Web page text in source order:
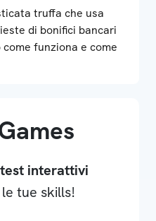
truffa che usa
di bonifici bancari
funziona e come
test interattivi
tue skills!